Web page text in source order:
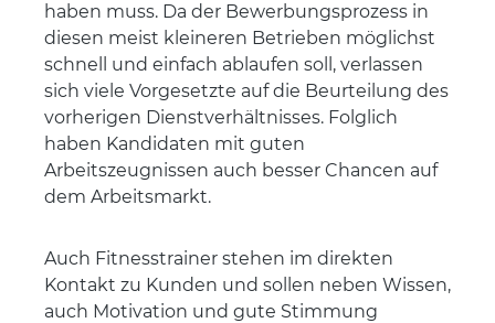
haben muss. Da der Bewerbungsprozess in
diesen meist kleineren Betrieben möglichst
schnell und einfach ablaufen soll, verlassen
sich viele Vorgesetzte auf die Beurteilung des
vorherigen Dienstverhältnisses. Folglich
haben Kandidaten mit guten
Arbeitszeugnissen auch besser Chancen auf
dem Arbeitsmarkt.
Auch Fitnesstrainer stehen im direkten
Kontakt zu Kunden und sollen neben Wissen,
auch Motivation und gute Stimmung